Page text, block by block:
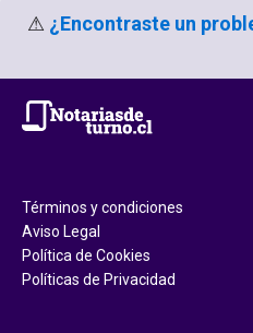
⚠ ¿Encontraste un
Términos y condiciones
Aviso Legal
Política de Cookies
Políticas de Privacidad